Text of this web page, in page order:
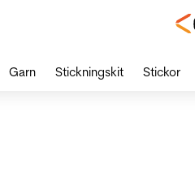
Garn Stickningskit Stickor